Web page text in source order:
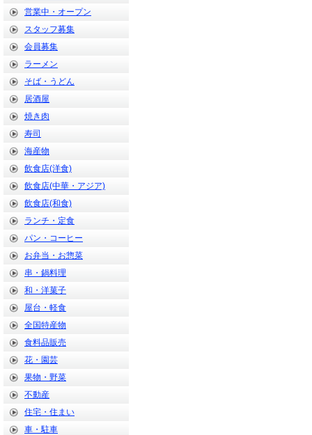
営業中・オープン
スタッフ募集
会員募集
ラーメン
そば・うどん
居酒屋
焼き肉
寿司
海産物
飲食店(洋食)
飲食店(中華・アジア)
飲食店(和食)
ランチ・定食
パン・コーヒー
お弁当・お惣菜
串・鍋料理
和・洋菓子
屋台・軽食
全国特産物
食料品販売
花・園芸
果物・野菜
不動産
住宅・住まい
車・駐車